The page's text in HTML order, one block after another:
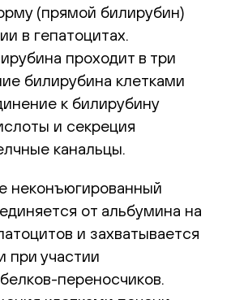
(прямой билирубин)
в гепатоцитах.
проходит в три
билирубина клетками
к билирубину
и секреция
канальцы.
неконъюгированный
от альбумина на
и захватывается
при участии
переносчиков.